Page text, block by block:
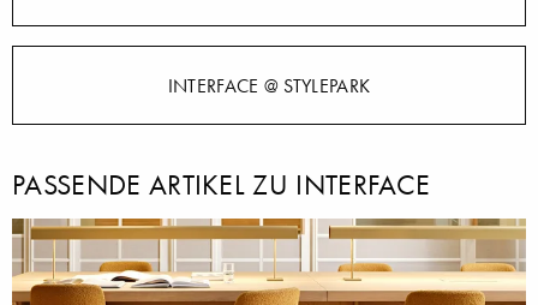
INTERFACE @ STYLEPARK
PASSENDE ARTIKEL ZU INTERFACE